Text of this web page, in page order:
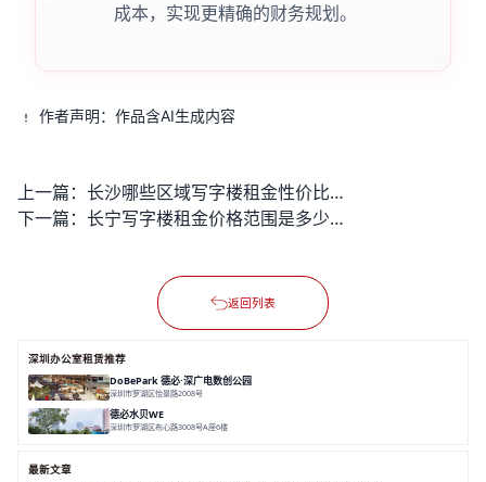
成本，实现更精确的财务规划。
作者声明：作品含AI生成内容
上一篇：
长沙哪些区域写字楼租金性价比高？
下一篇：
长宁写字楼租金价格范围是多少？
返回列表
深圳办公室租赁推荐
DoBePark 德必·深广电数创公园
深圳市罗湖区怡景路2008号
德必水贝WE
深圳市罗湖区布心路3008号A座6楼
最新文章